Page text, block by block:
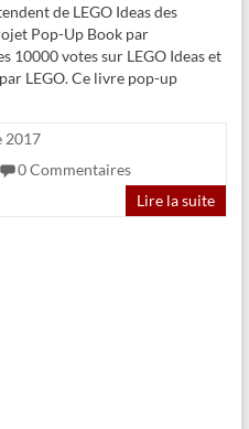
de LEGO Ideas des
Pop-Up Book par
10000 votes sur LEGO Ideas et
LEGO. Ce livre pop-up
2017
0 Commentaires
Lire la suite